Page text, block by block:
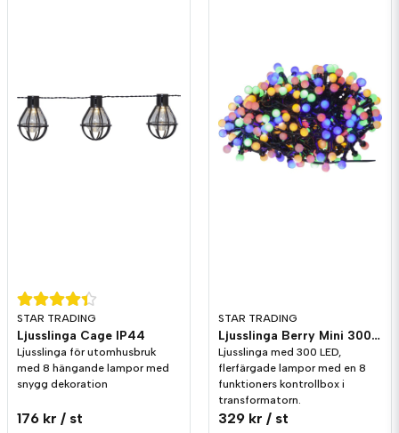
Hur långt är det mellan lamporna o hur stora är de?
Mvh Martina
Butiken svarade
Hej!
Det är 15cm mellan lamporna och bollarna är 2,5cm i
diameter.
STAR TRADING
Ljusslinga Cage IP44
Ljusslinga för utomhusbruk
med 8 hängande lampor med
snygg dekoration
176 kr / st
STAR TRADING
Ljusslinga Berry Mini 300st Multi
Ljusslinga med 300 LED,
flerfärgade lampor med en 8
funktioners kontrollbox i
transformatorn.
329 kr / st